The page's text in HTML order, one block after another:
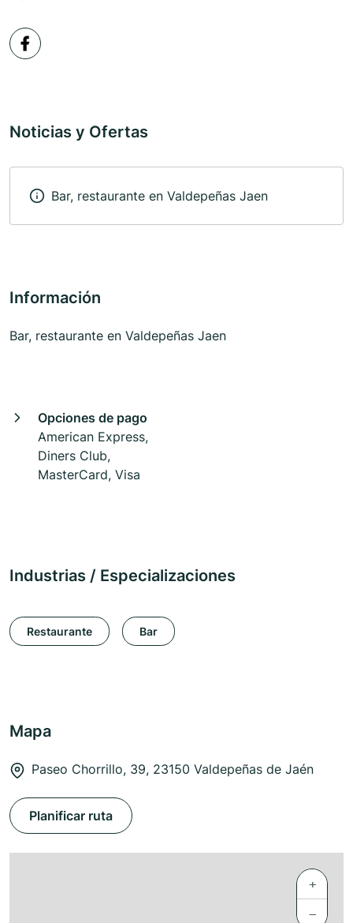
Noticias y Ofertas
Bar, restaurante en Valdepeñas Jaen
Información
Bar, restaurante en Valdepeñas Jaen
Opciones de pago
American Express,
Diners Club,
MasterCard, Visa
Industrias / Especializaciones
Restaurante Bar
Mapa
Paseo Chorrillo, 39, 23150 Valdepeñas de Jaén
Planificar ruta
+
−